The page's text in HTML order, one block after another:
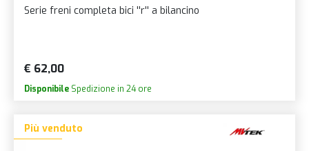
Serie freni completa bici ''r'' a bilancino
€ 62,00
Disponibile Spedizione in 24 ore
Più venduto